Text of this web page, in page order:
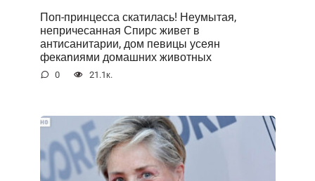
Поп-принцесса скатилась! Неумытая,
непричесанная Спирс живет в
антисанитарии, дом певицы усеян
фекаnиями домашних животных
0 21.1к.